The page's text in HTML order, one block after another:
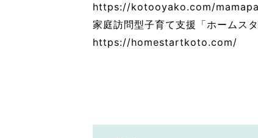
https://kotooyako.com/
家庭訪問型子育て支援「ホームス
https://homestartkoto.com/